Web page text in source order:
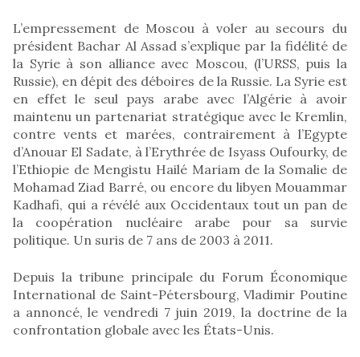
L’empressement de Moscou à voler au secours du
président Bachar Al Assad s’explique par la fidélité de
la Syrie à son alliance avec Moscou, (l’URSS, puis la
Russie), en dépit des déboires de la Russie. La Syrie est
en effet le seul pays arabe avec l’Algérie à avoir
maintenu un partenariat stratégique avec le Kremlin,
contre vents et marées, contrairement à l’Egypte
d’Anouar El Sadate, à l’Erythrée de Isyass Oufourky, de
l’Ethiopie de Mengistu Hailé Mariam de la Somalie de
Mohamad Ziad Barré, ou encore du libyen Mouammar
Kadhafi, qui a révélé aux Occidentaux tout un pan de
la coopération nucléaire arabe pour sa survie
politique. Un suris de 7 ans de 2003 à 2011.
Depuis la tribune principale du Forum Économique
International de Saint-Pétersbourg, Vladimir Poutine
a annoncé, le vendredi 7 juin 2019, la doctrine de la
confrontation globale avec les États-Unis.